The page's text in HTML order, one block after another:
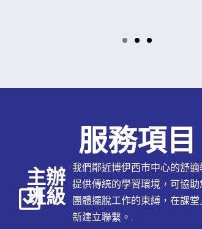
服務項目
主辦
班級
我們鄰近博伊西市中心的舒適
提供傳統的學習環境，可協助
團體擺脫工作的束縛，在課堂
新建立聯繫。.